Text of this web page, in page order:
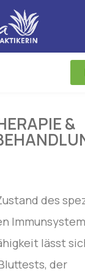
&
des
lässt
der